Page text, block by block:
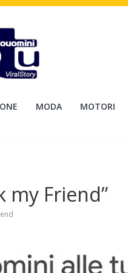
MODA MOTORI
my Friend”